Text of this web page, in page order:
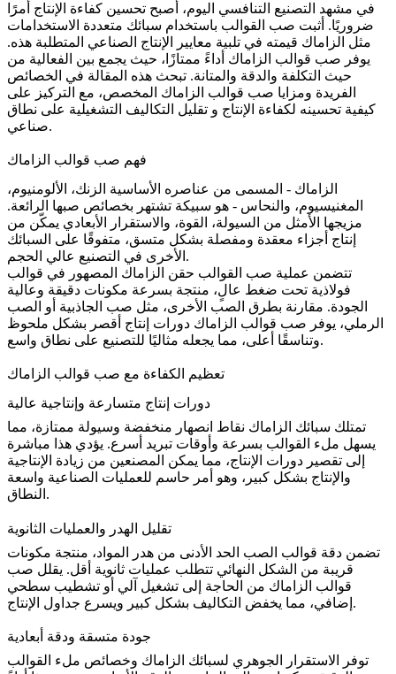
في مشهد التصنيع التنافسي اليوم، أصبح تحسين كفاءة الإنتاج أمرًا
ضروريًا. أثبت صب القوالب باستخدام سبائك متعددة الاستخدامات
مثل الزاماك قيمته في تلبية معايير الإنتاج الصناعي المتطلبة هذه.
يوفر صب قوالب الزاماك أداءً ممتازًا، حيث يجمع بين الفعالية من
حيث التكلفة والدقة والمتانة. تبحث هذه المقالة في الخصائص
الفريدة ومزايا صب قوالب الزاماك المخصص، مع التركيز على
كيفية تحسينه لكفاءة الإنتاج و تقليل التكاليف التشغيلية على نطاق
صناعي.
فهم صب قوالب الزاماك
الزاماك - المسمى من عناصره الأساسية الزنك، الألومنيوم،
المغنيسيوم، والنحاس - هو سبيكة تشتهر بخصائص صبها الرائعة.
مزيجها الأمثل من السيولة، القوة، والاستقرار الأبعادي يمكّن من
إنتاج أجزاء معقدة ومفصلة بشكل متسق، متفوقًا على السبائك
الأخرى في التصنيع عالي الحجم.
تتضمن عملية صب القوالب حقن الزاماك المصهور في قوالب
فولاذية تحت ضغط عالٍ، منتجة بسرعة مكونات دقيقة وعالية
الجودة. مقارنة بطرق الصب الأخرى، مثل صب الجاذبية أو الصب
الرملي، يوفر صب قوالب الزاماك دورات إنتاج أقصر بشكل ملحوظ
وتناسقًا أعلى، مما يجعله مثاليًا للتصنيع على نطاق واسع.
تعظيم الكفاءة مع صب قوالب الزاماك
دورات إنتاج متسارعة وإنتاجية عالية
تمتلك سبائك الزاماك نقاط انصهار منخفضة وسيولة ممتازة، مما
يسهل ملء القوالب بسرعة وأوقات تبريد أسرع. يؤدي هذا مباشرة
إلى تقصير دورات الإنتاج، مما يمكن المصنعين من زيادة الإنتاجية
والإنتاج بشكل كبير ، وهو أمر حاسم للعمليات الصناعية واسعة
النطاق.
تقليل الهدر والعمليات الثانوية
تضمن دقة قوالب الصب الحد الأدنى من هدر المواد، منتجة مكونات
قريبة من الشكل النهائي تتطلب عمليات ثانوية أقل. يقلل صب
قوالب الزاماك من الحاجة إلى تشغيل آلي أو تشطيب سطحي
إضافي ، مما يخفض التكاليف بشكل كبير ويسرع جداول الإنتاج.
جودة متسقة ودقة أبعادية
توفر الاستقرار الجوهري لسبائك الزاماك وخصائص ملء القوالب